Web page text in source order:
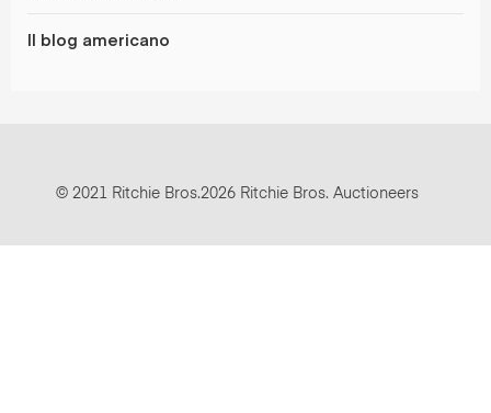
Il blog americano
© 2021 Ritchie Bros.2026 Ritchie Bros. Auctioneers